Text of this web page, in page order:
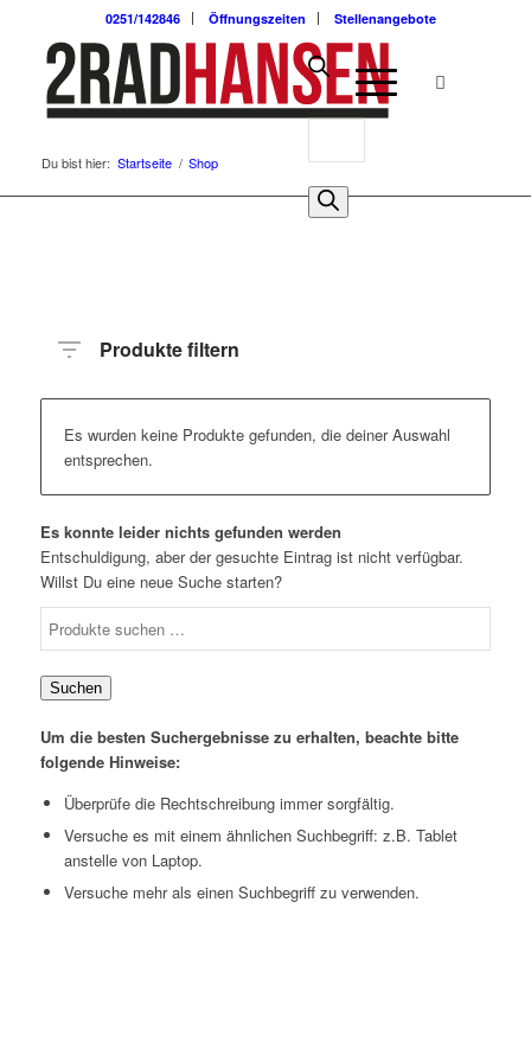
0251/142846 Öffnungszeiten Stellenangebote
Du bist hier: Startseite / Shop
Produkte filtern
Es wurden keine Produkte gefunden, die deiner Auswahl
entsprechen.
Es konnte leider nichts gefunden werden
Entschuldigung, aber der gesuchte Eintrag ist nicht verfügbar.
Willst Du eine neue Suche starten?
Suchen
Um die besten Suchergebnisse zu erhalten, beachte bitte
folgende Hinweise:
Überprüfe die Rechtschreibung immer sorgfältig.
Versuche es mit einem ähnlichen Suchbegriff: z.B. Tablet
anstelle von Laptop.
Versuche mehr als einen Suchbegriff zu verwenden.